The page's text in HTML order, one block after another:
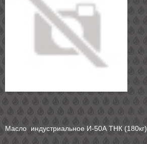
Масло индустриальное И-50А ТНК (180кг)